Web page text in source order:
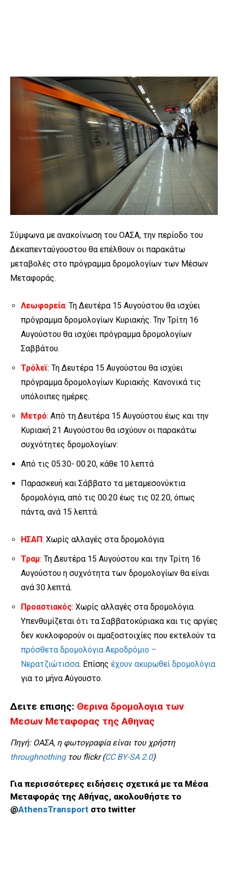
Σύμφωνα με ανακοίνωση του ΟΑΣΑ, την περίοδο του
Δεκαπενταύγουστου θα επέλθουν οι παρακάτω
μεταβολές στο πρόγραμμα δρομολογίων των Μέσων
Μεταφοράς.
Λεωφορεία: Τη Δευτέρα 15 Αυγούστου θα ισχύει
πρόγραμμα δρομολογίων Κυριακής. Την Τρίτη 16
Αυγούστου θα ισχύει πρόγραμμα δρομολογίων
Σαββάτου.
Τρόλεϊ: Τη Δευτέρα 15 Αυγούστου θα ισχύει
πρόγραμμα δρομολογίων Κυριακής. Κανονικά τις
υπόλοιπες ημέρες.
Μετρό: Από τη Δευτέρα 15 Αυγούστου έως και την
Κυριακή 21 Αυγούστου θα ισχύουν οι παρακάτω
συχνότητες δρομολογίων:
Από τις 05.30- 00.20, κάθε 10 λεπτά
Παρασκευή και Σάββατο τα μεταμεσονύκτια
δρομολόγια, από τις 00.20 έως τις 02.20, όπως
πάντα, ανά 15 λεπτά.
ΗΣΑΠ: Χωρίς αλλαγές στα δρομολόγια.
Τραμ: Τη Δευτέρα 15 Αυγούστου και την Τρίτη 16
Αυγούστου η συχνότητα των δρομολογίων θα είναι
ανά 30 λεπτά.
Προαστιακός: Χωρίς αλλαγές στα δρομολόγια.
Υπενθυμίζεται ότι τα Σαββατοκύριακα και τις αργίες
δεν κυκλοφορούν οι αμαξοστοιχίες που εκτελούν τα
πρόσθετα δρομολόγια Αεροδρόμιο –
Νερατζιώτισσα. Επίσης έχουν ακυρωθεί δρομολόγια
για το μήνα Αύγουστο.
Δειτε επισης: Θερινα δρομολογια των
Μεσων Μεταφορας της Αθηνας
Πηγή: ΟΑΣΑ, η φωτογραφία είναι του χρήστη
throughnothingτου flickr (CC BY-SA 2.0)
Για περισσότερες ειδήσεις σχετικά με τα Μέσα
Μεταφοράς της Αθήνας, ακολουθήστε το
@AthensTransport στο twitter